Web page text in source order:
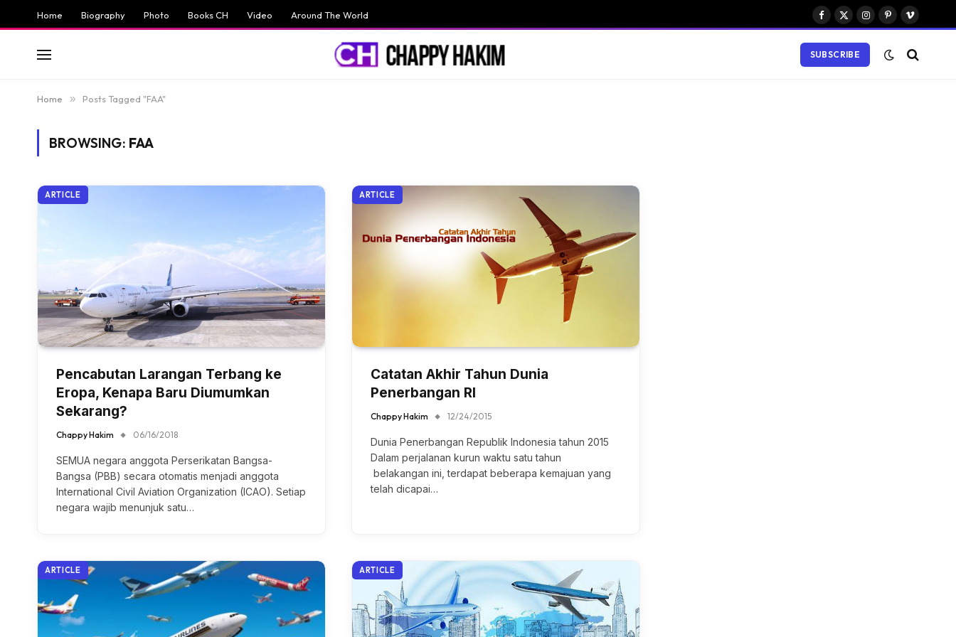
Home Biography Photo Books CH Video Around The World
Facebook
X
Instagram
PinterestVimeo
SUBSCRIBE
Home » Posts Tagged "FAA"
BROWSING: FAA
ARTICLE
Pencabutan Larangan Terbang ke
Eropa, Kenapa Baru Diumumkan
Sekarang?
Chappy Hakim 06/16/2018
SEMUA negara anggota Perserikatan Bangsa-
Bangsa (PBB) secara otomatis menjadi anggota
International Civil Aviation Organization (ICAO). Setiap
negara wajib menunjuk satu…
ARTICLE
Catatan Akhir Tahun Dunia
Penerbangan RI
Chappy Hakim 12/24/2015
Dunia Penerbangan Republik Indonesia tahun 2015
Dalam perjalanan kurun waktu satu tahun
belakangan ini, terdapat beberapa kemajuan yang
telah dicapai…
ARTICLE ARTICLE